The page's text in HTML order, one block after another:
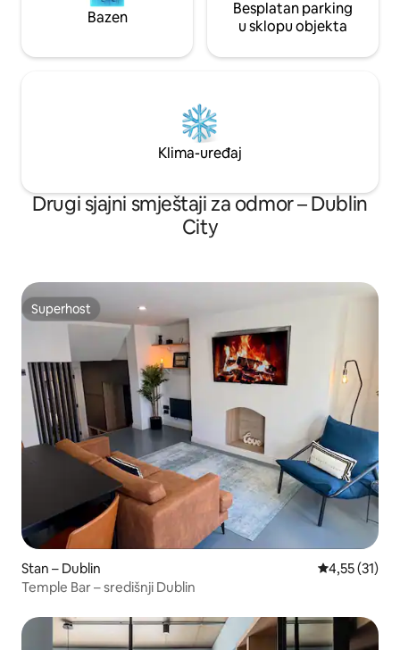
Bazen
Besplatan parking
u sklopu objekta
Klima-uređaj
Drugi sjajni smještaji za odmor – Dublin
City
Superhost
Superhost
Stan – Dublin Prosječna
4,55 (31)
Temple Bar – središnji Dublin